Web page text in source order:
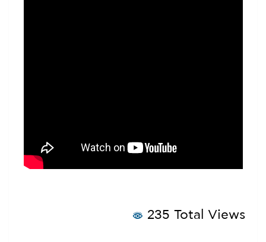
235 Total Views